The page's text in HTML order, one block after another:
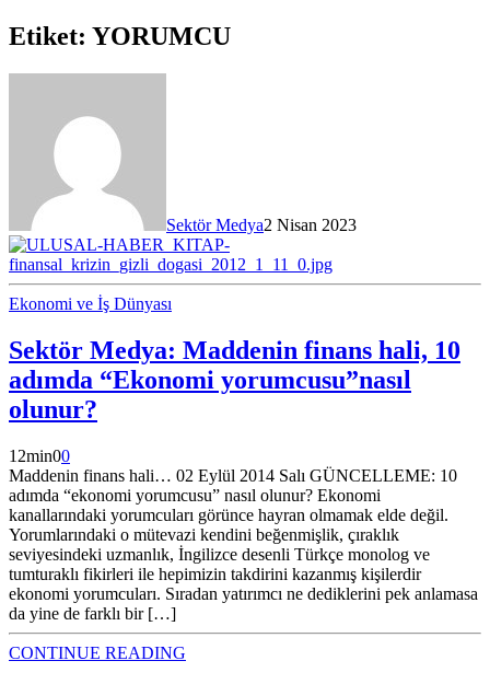
Etiket: YORUMCU
Sektör Medya2 Nisan 2023
Ekonomi ve İş Dünyası
Sektör Medya: Maddenin finans hali, 10
adımda “Ekonomi yorumcusu”nasıl
olunur?
12min00
Maddenin finans hali… 02 Eylül 2014 Salı GÜNCELLEME: 10
adımda “ekonomi yorumcusu” nasıl olunur? Ekonomi
kanallarındaki yorumcuları görünce hayran olmamak elde değil.
Yorumlarındaki o mütevazi kendini beğenmişlik, çıraklık
seviyesindeki uzmanlık, İngilizce desenli Türkçe monolog ve
tumturaklı fikirleri ile hepimizin takdirini kazanmış kişilerdir
ekonomi yorumcuları. Sıradan yatırımcı ne dediklerini pek anlamasa
da yine de farklı bir […]
CONTINUE READING